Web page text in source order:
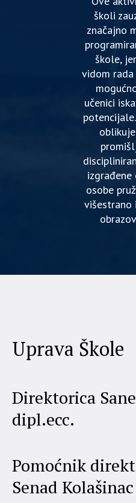
školi
značajno
škole,
vidom rada
učenici
osobe
višestrano
Uprava Škole
Direktorica
dipl.ecc.
Pomoćnik
Senad Kolašinac